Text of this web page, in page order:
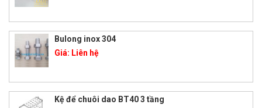
Bulong inox 304
Giá: Liên hệ
Kệ để chuôi dao BT40 3 tầng